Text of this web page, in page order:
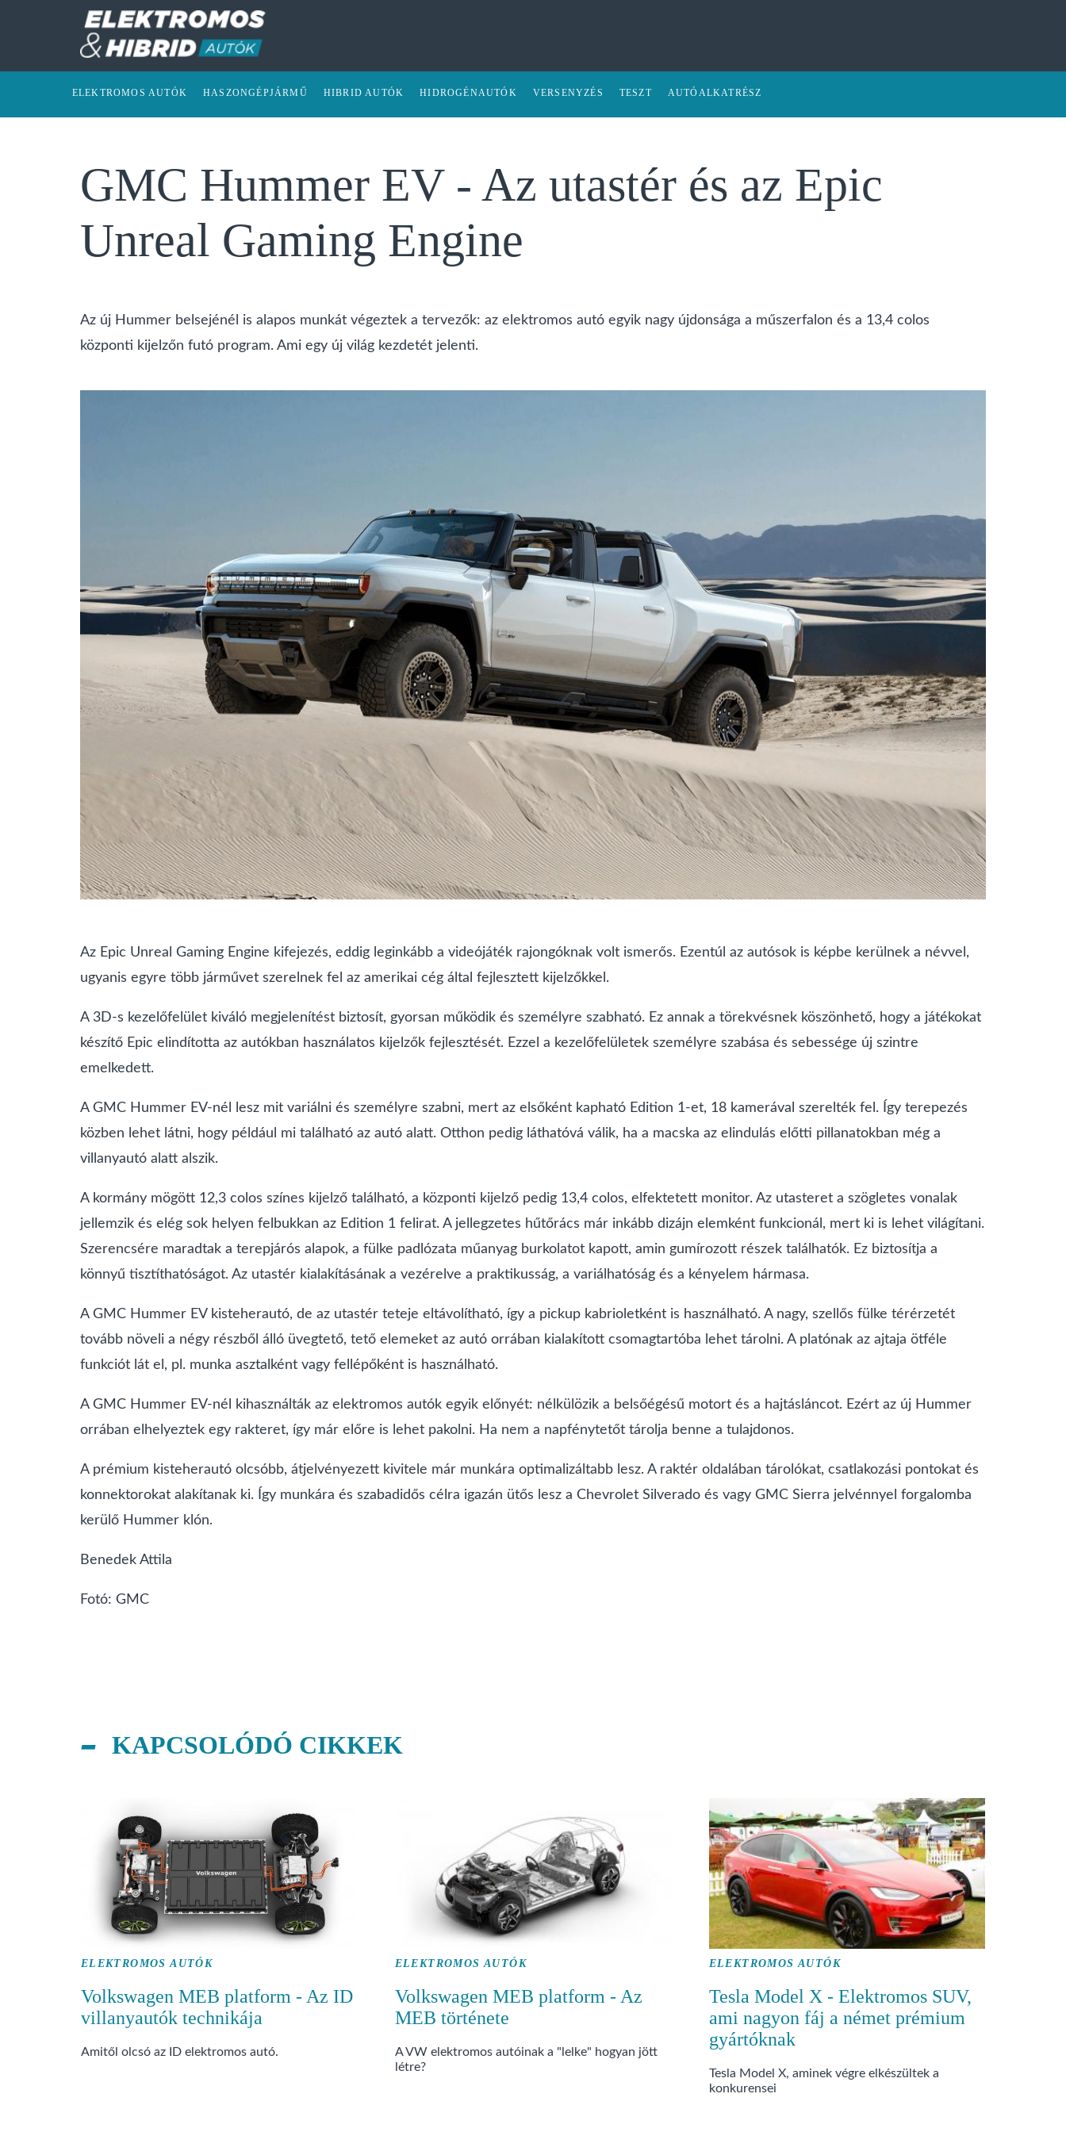
ELEKTROMOS AUTÓK HASZONGÉPJÁRMŰ HIBRID AUTÓK HIDROGÉNAUTÓK VERSENYZÉS TESZT AUTÓALKATRÉSZ
GMC Hummer EV - Az utastér és az Epic
Unreal Gaming Engine
Az új Hummer belsejénél is alapos munkát végeztek a tervezők: az elektromos autó egyik nagy újdonsága a műszerfalon és a 13,4 colos
központi kijelzőn futó program. Ami egy új világ kezdetét jelenti.
Az Epic Unreal Gaming Engine kifejezés, eddig leginkább a videójáték rajongóknak volt ismerős. Ezentúl az autósok is képbe kerülnek a névvel,
ugyanis egyre több járművet szerelnek fel az amerikai cég által fejlesztett kijelzőkkel.
A 3D-s kezelőfelület kiváló megjelenítést biztosít, gyorsan működik és személyre szabható. Ez annak a törekvésnek köszönhető, hogy a játékokat
készítő Epic elindította az autókban használatos kijelzők fejlesztését. Ezzel a kezelőfelületek személyre szabása és sebessége új szintre
emelkedett.
A GMC Hummer EV-nél lesz mit variálni és személyre szabni, mert az elsőként kapható Edition 1-et, 18 kamerával szerelték fel. Így terepezés
közben lehet látni, hogy például mi található az autó alatt. Otthon pedig láthatóvá válik, ha a macska az elindulás előtti pillanatokban még a
villanyautó alatt alszik.
A kormány mögött 12,3 colos színes kijelző található, a központi kijelző pedig 13,4 colos, elfektetett monitor. Az utasteret a szögletes vonalak
jellemzik és elég sok helyen felbukkan az Edition 1 felirat. A jellegzetes hűtőrács már inkább dizájn elemként funkcionál, mert ki is lehet világítani.
Szerencsére maradtak a terepjárós alapok, a fülke padlózata műanyag burkolatot kapott, amin gumírozott részek találhatók. Ez biztosítja a
könnyű tisztíthatóságot. Az utastér kialakításának a vezérelve a praktikusság, a variálhatóság és a kényelem hármasa.
A GMC Hummer EV kisteherautó, de az utastér teteje eltávolítható, így a pickup kabrioletként is használható. A nagy, szellős fülke térérzetét
tovább növeli a négy részből álló üvegtető, tető elemeket az autó orrában kialakított csomagtartóba lehet tárolni. A platónak az ajtaja ötféle
funkciót lát el, pl. munka asztalként vagy fellépőként is használható.
A GMC Hummer EV-nél kihasználták az elektromos autók egyik előnyét: nélkülözik a belsőégésű motort és a hajtásláncot. Ezért az új Hummer
orrában elhelyeztek egy rakteret, így már előre is lehet pakolni. Ha nem a napfénytetőt tárolja benne a tulajdonos.
A prémium kisteherautó olcsóbb, átjelvényezett kivitele már munkára optimalizáltabb lesz. A raktér oldalában tárolókat, csatlakozási pontokat és
konnektorokat alakítanak ki. Így munkára és szabadidős célra igazán ütős lesz a Chevrolet Silverado és vagy GMC Sierra jelvénnyel forgalomba
kerülő Hummer klón.
Benedek Attila
Fotó: GMC
KAPCSOLÓDÓ CIKKEK
ELEKTROMOS AUTÓK
Volkswagen MEB platform - Az ID
villanyautók technikája
Amitől olcsó az ID elektromos autó.
ELEKTROMOS AUTÓK
Volkswagen MEB platform - Az
MEB története
A VW elektromos autóinak a "lelke" hogyan jött
létre?
ELEKTROMOS AUTÓK
Tesla Model X - Elektromos SUV,
ami nagyon fáj a német prémium
gyártóknak
Tesla Model X, aminek végre elkészültek a
konkurensei